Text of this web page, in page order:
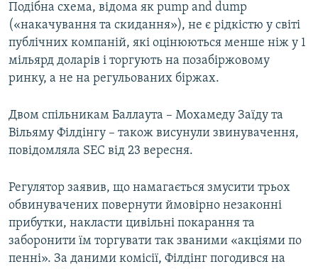
Подібна схема, відома як pump and dump
(«накачування та скидання»), не є рідкістю у світі
публічних компаній, які оцінюються менше ніж у 1
мільярд доларів і торгують на позабіржовому
ринку, а не на регульованих біржах.
Двом спільникам Баллаута – Мохамеду Заїду та
Вільяму Філдінгу – також висунули звинувачення,
повідомляла SEC від 23 вересня.
Регулятор заявив, що намагається змусити трьох
обвинувачених повернути ймовірно незаконні
прибутки, накласти цивільні покарання та
заборонити їм торгувати так званими «акціями по
пенні». За даними комісії, Філдінг погодився на